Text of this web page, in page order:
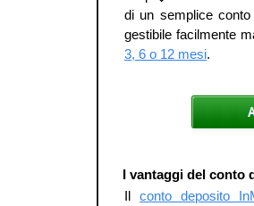
di un semplice
gestibile facilmente
3, 6 o 12 mesi.
I vantaggi del conto
Ilconto deposito